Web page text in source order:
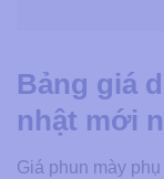
Bảng giá
nhật mới
Giá phun mày